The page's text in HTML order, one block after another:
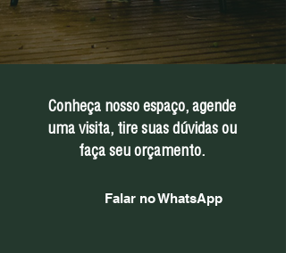
Conheça nosso espaço, agende
uma visita, tire suas dúvidas ou
faça seu orçamento.
Falar no WhatsApp